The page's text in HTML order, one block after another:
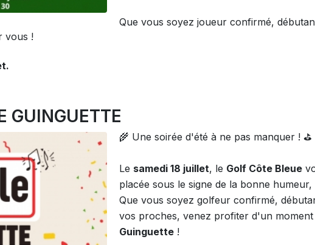
Que vous soyez joueur confirmé,
vous !
GUINGUETTE
🌾 Une soirée d'été à ne pas manquer ! ⛳
Le samedi 18 juillet, le Golf Côte Bleue
placée sous le signe de la bonne
Que vous soyez golfeur confirmé,
vos proches, venez profiter d'un
Guinguette !